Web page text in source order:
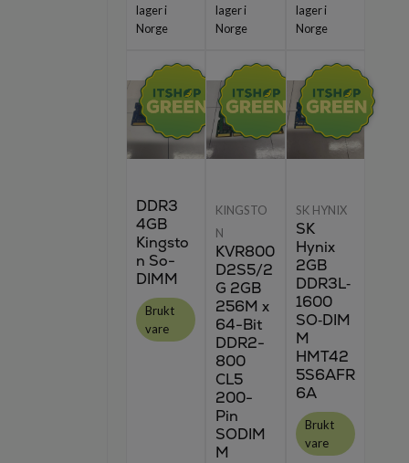
lager i
Norge
lager i
Norge
lager i
Norge
DDR3
4GB
Kingsto
n So-
DIMM
Brukt
vare
KINGSTO
N
KVR800
D2S5/2
G 2GB
256M x
64-Bit
DDR2-
800
CL5
200-
Pin
SODIM
M
SK HYNIX
SK
Hynix
2GB
DDR3L‑
1600
SO‑DIM
M
HMT42
5S6AFR
6A
Brukt
vare